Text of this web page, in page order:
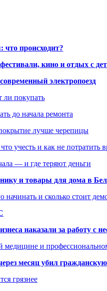
что происходит?
кино и отдых с
электропоезд
ли покупать
до начала ремонта
лучше черепицы
учесть и как не потратить
— и где теряют деньги
и товары для дома в
и сколько стоит
наказали за работу
медицине и
месяц убил
грязнее